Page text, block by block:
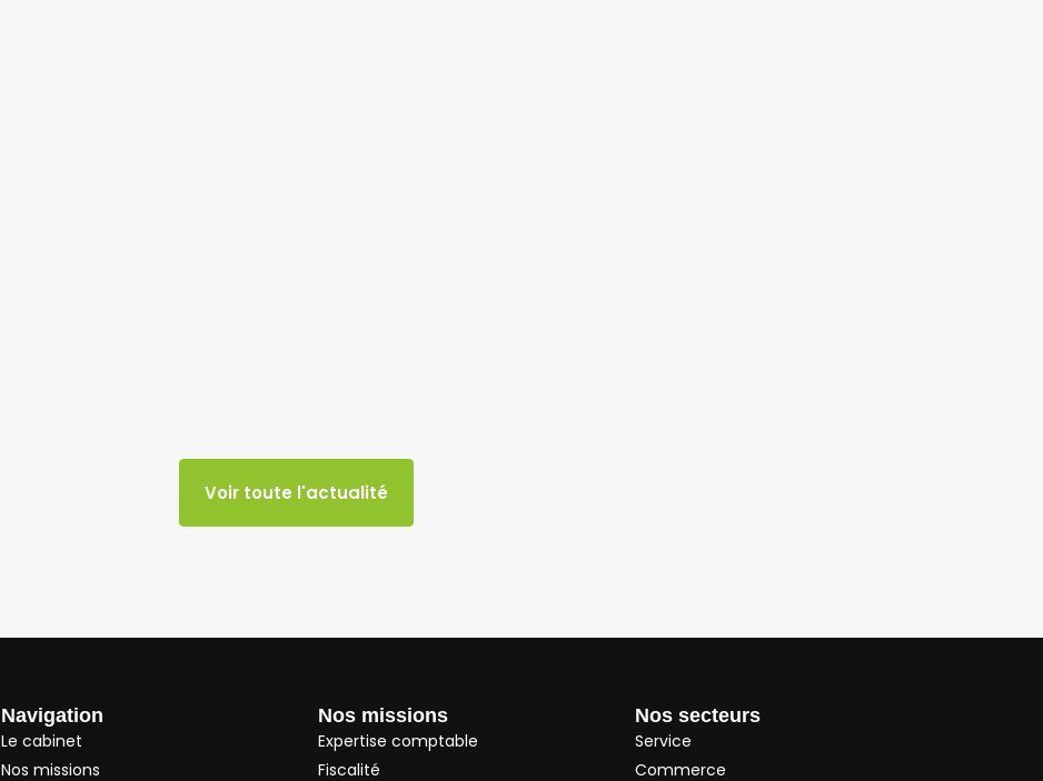
Voir toute l'actualité
Navigation
Le cabinet
Nos missions
Nos missions
Expertise comptable
Fiscalité
Nos secteurs
Service
Commerce